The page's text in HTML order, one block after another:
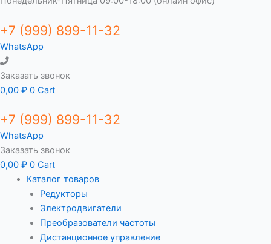
+7 (999) 899-11-32
WhatsApp
Заказать звонок
0,00 ₽ 0 Cart
+7 (999) 899-11-32
WhatsApp
Заказать звонок
0,00 ₽ 0 Cart
Каталог товаров
Редукторы
Электродвигатели
Преобразователи частоты
Дистанционное управление